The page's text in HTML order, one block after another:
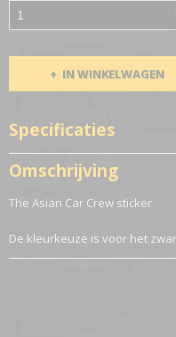
IN WINKELWAGEN
Specificaties
Netto gewicht
0,10 Kg
Omschrijving
The Asian Car Crew sticker
De kleurkeuze is voor het